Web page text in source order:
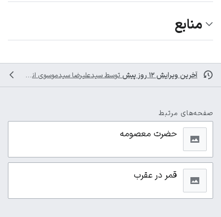
منابع
آخرین ویرایش ۱۲ روز پیش توسط سیدعلیرضا سیدموسوی انجام شده است
صفحه‌های مرتبط
حضرت معصومه
قمر در عقرب